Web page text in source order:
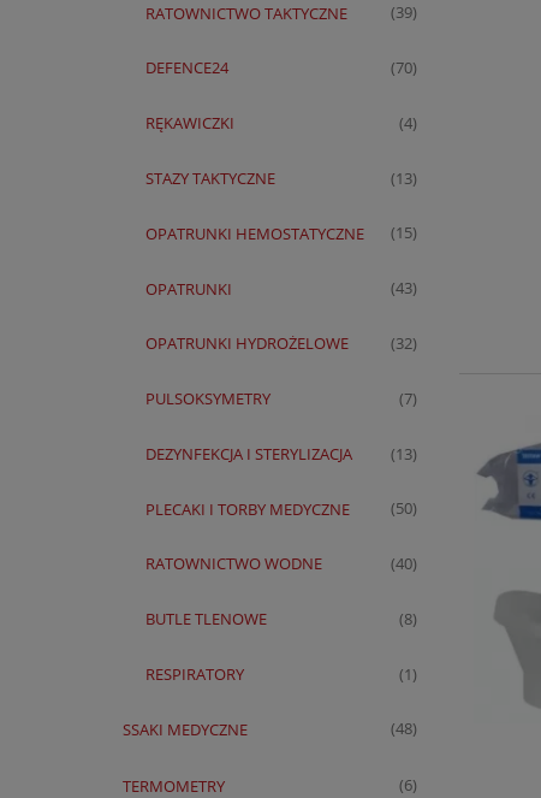
RATOWNICTWO TAKTYCZNE (39)
DEFENCE24 (70)
RĘKAWICZKI (4)
STAZY TAKTYCZNE (13)
OPATRUNKI HEMOSTATYCZNE (15)
OPATRUNKI (43)
OPATRUNKI HYDROŻELOWE (32)
PULSOKSYMETRY (7)
DEZYNFEKCJA I STERYLIZACJA (13)
PLECAKI I TORBY MEDYCZNE (50)
RATOWNICTWO WODNE (40)
BUTLE TLENOWE (8)
RESPIRATORY (1)
SSAKI MEDYCZNE (48)
TERMOMETRY (6)